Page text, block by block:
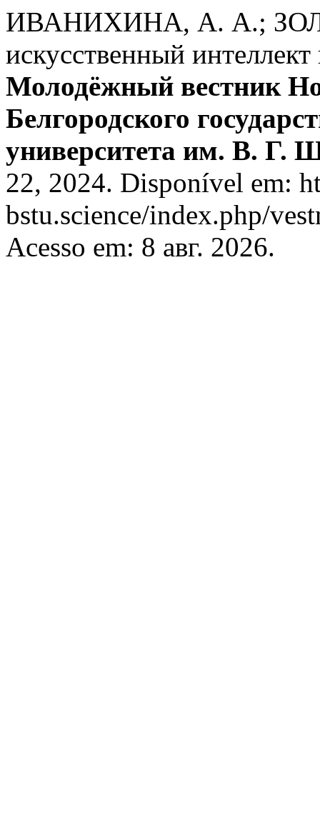
ИВАНИХИНА, А. А.;
искусственный интеллект
Молодёжный вестник
Белгородского
университета им. В. Г.
22, 2024. Disponível em:
bstu.science/index.php/
Acesso em: 8 авг. 2026.